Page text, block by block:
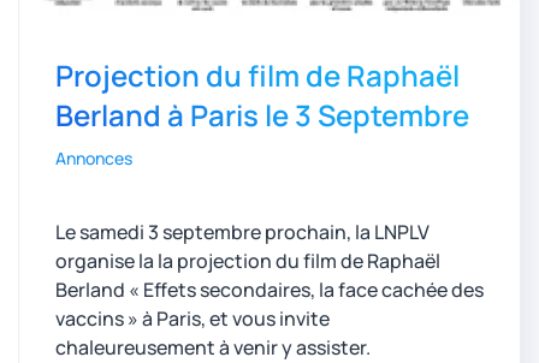
Projection du film de Raphaël
Berland à Paris le 3 Septembre
Annonces
Le samedi 3 septembre prochain, la LNPLV
organise la la projection du film de Raphaël
Berland « Effets secondaires, la face cachée des
vaccins » à Paris, et vous invite
chaleureusement à venir y assister.